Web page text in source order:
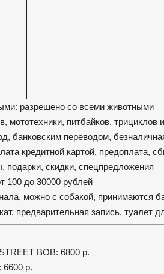
разрешено со всеми животными
мототехники, питбайков, трициклов
банковским переводом,
кредитной картой, предоплата,
подарки, скидки, спецпредложения
100 до 30000 рублей
можно с собакой, принимаются
предварительная запись, туалет
BOB: 6800 р.
6600 р.